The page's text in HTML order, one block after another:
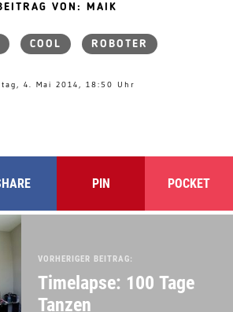
VON: MAIK
COOL ROBOTER
4. Mai 2014, 18:50 Uhr
PIN POCKET
VORHERIGER BEITRAG:
Timelapse: 100 Tage
Tanzen